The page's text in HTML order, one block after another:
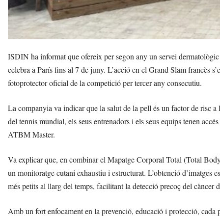
ISDIN ha informat que ofereix per segon any un servei
celebra a París fins al 7 de juny. L’acció en el Grand Slam francès
fotoprotector oficial de la competició per tercer any consecutiu.
La companyia va indicar que la salut de la pell és un factor de risc
del tennis mundial, els seus entrenadors i els seus equips tenen
ATBM Master.
Va explicar que, en combinar el Mapatge Corporal Total (Total
un monitoratge cutani exhaustiu i estructurat. L’obtenció d’imatges
més petits al llarg del temps, facilitant la detecció precoç del càncer
Amb un fort enfocament en la prevenció, educació i protecció,